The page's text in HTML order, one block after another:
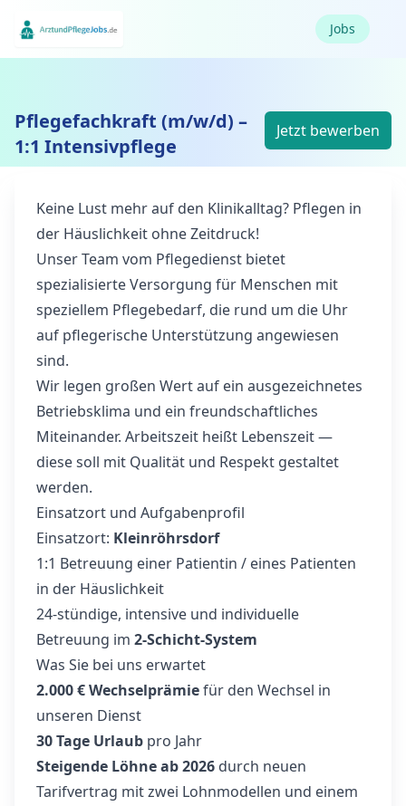
Jobs
Pflegefachkraft (m/w/d) –
1:1 Intensivpflege
Jetzt bewerben
Keine Lust mehr auf den Klinikalltag? Pflegen in
der Häuslichkeit ohne Zeitdruck!
Unser Team vom Pflegedienst bietet
spezialisierte Versorgung für Menschen mit
speziellem Pflegebedarf, die rund um die Uhr
auf pflegerische Unterstützung angewiesen
sind.
Wir legen großen Wert auf ein ausgezeichnetes
Betriebsklima und ein freundschaftliches
Miteinander. Arbeitszeit heißt Lebenszeit —
diese soll mit Qualität und Respekt gestaltet
werden.
Einsatzort und Aufgabenprofil
Einsatzort: Kleinröhrsdorf
1:1 Betreuung einer Patientin / eines Patienten
in der Häuslichkeit
24-stündige, intensive und individuelle
Betreuung im 2‑Schicht‑System
Was Sie bei uns erwartet
2.000 € Wechselprämiefür den Wechsel in
unseren Dienst
30 Tage Urlaub pro Jahr
Steigende Löhne ab 2026 durch neuen
Tarifvertrag mit zwei Lohnmodellen und einem